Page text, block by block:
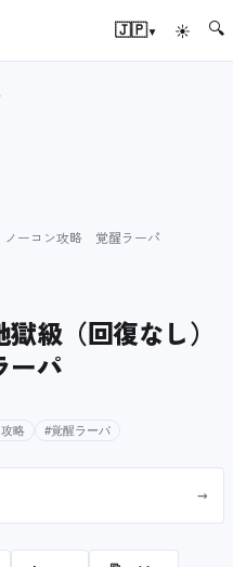
🇯🇵▾ ☀ 🔍
ノーコン攻略 覚醒ラーパ
級（回復なし）
ーパ
略 #覚醒ラーパ
→